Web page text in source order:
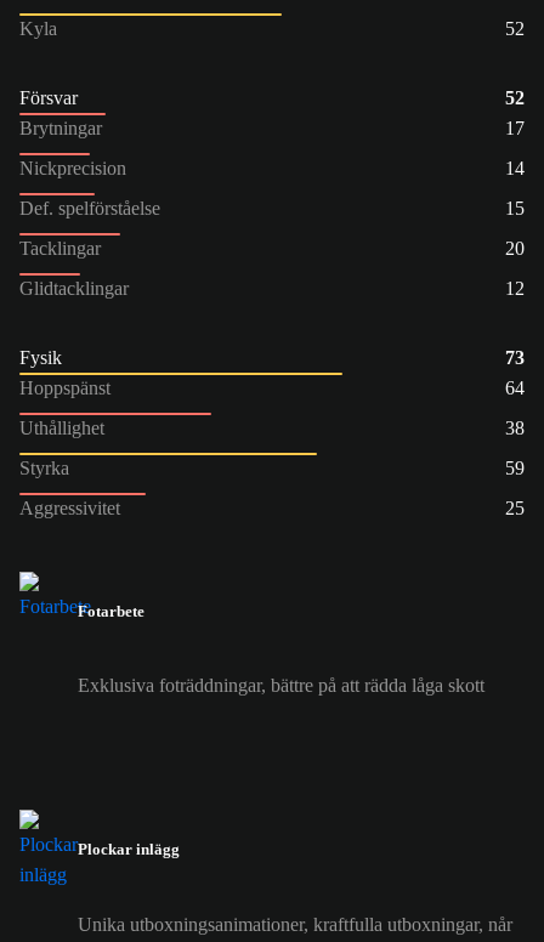
Kyla
52
Försvar
52
Brytningar
17
Nickprecision
14
Def. spelförståelse
15
Tacklingar
20
Glidtacklingar
12
Fysik
73
Hoppspänst
64
Uthållighet
38
Styrka
59
Aggressivitet
25
Fotarbete
Exklusiva foträddningar, bättre på att rädda låga skott
Plockar inlägg
Unika utboxningsanimationer, kraftfulla utboxningar, når